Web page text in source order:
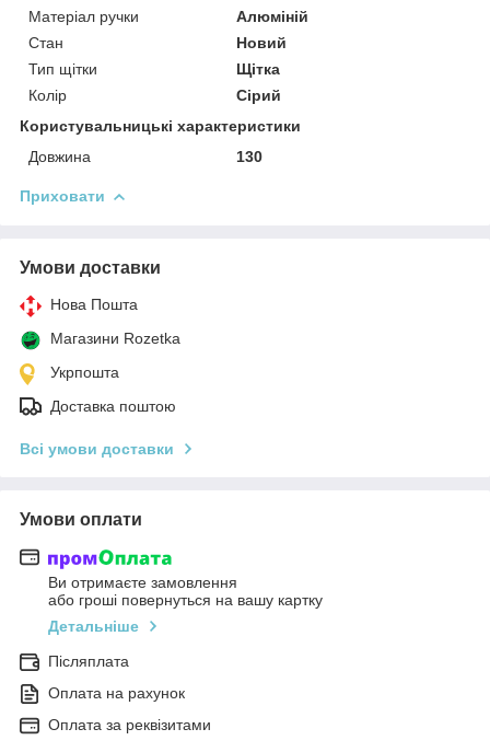
Матеріал ручки
Алюміній
Стан
Новий
Тип щітки
Щітка
Колір
Сірий
Користувальницькі характеристики
Довжина
130
Приховати
Умови доставки
Нова Пошта
Магазини Rozetka
Укрпошта
Доставка поштою
Всі умови доставки
Умови оплати
Ви отримаєте замовлення
або гроші повернуться на вашу картку
Детальніше
Післяплата
Оплата на рахунок
Оплата за реквізитами